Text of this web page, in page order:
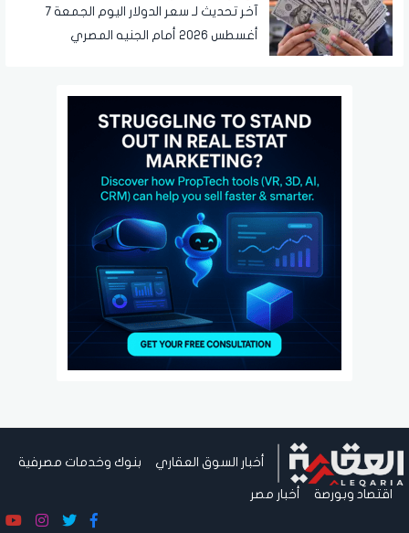
آخر تحديث لـ سعر الدولار اليوم الجمعة 7
أغسطس 2026 أمام الجنيه المصري
أخبار السوق العقاري بنوك وخدمات مصرفية
اقتصاد وبورصة أخبار مصر